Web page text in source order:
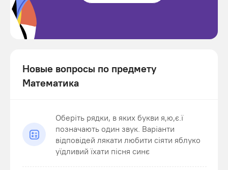
Новые вопросы по предмету
Математика
Оберіть рядки, в яких букви я,ю,є.ї
позначають один звук. Варіанти
відповідей лякати любити сіяти яблуко
уїдливий їхати пісня синє